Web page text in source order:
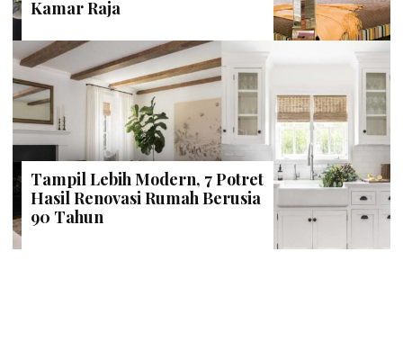
Kamar Raja
Tampil Lebih Modern, 7 Potret
Hasil Renovasi Rumah Berusia
90 Tahun